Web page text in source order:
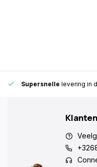
Supersnelle levering in